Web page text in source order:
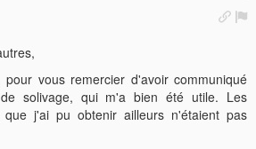
vous remercier d'avoir communiqué
solivage, qui m'a bien été utile. Les
que j'ai pu obtenir ailleurs n'étaient pas